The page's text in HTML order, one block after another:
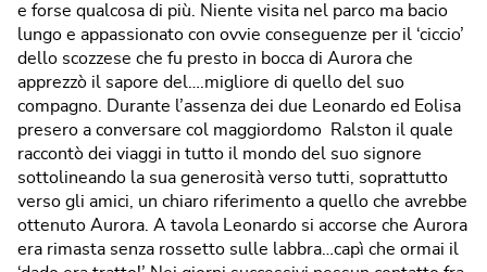
e forse qualcosa di più. Niente visita nel parco ma bacio
lungo e appassionato con ovvie conseguenze per il ‘ciccio’
dello scozzese che fu presto in bocca di Aurora che
apprezzò il sapore del….migliore di quello del suo
compagno. Durante l’assenza dei due Leonardo ed Eolisa
presero a conversare col maggiordomo Ralston il quale
raccontò dei viaggi in tutto il mondo del suo signore
sottolineando la sua generosità verso tutti, soprattutto
verso gli amici, un chiaro riferimento a quello che avrebbe
ottenuto Aurora. A tavola Leonardo si accorse che Aurora
era rimasta senza rossetto sulle labbra…capì che ormai il